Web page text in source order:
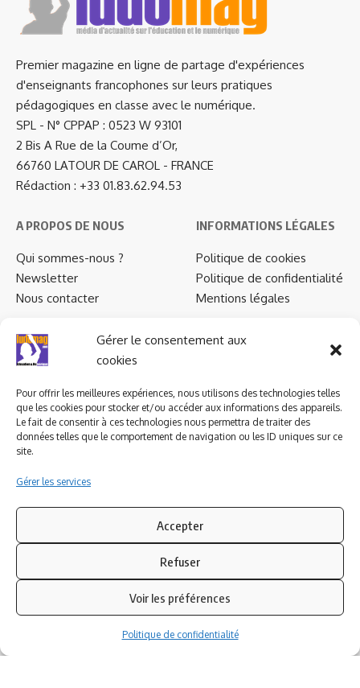
Gérer le consentement aux
cookies
Pour offrir les meilleures expériences, nous utilisons des technologies telles
que les cookies pour stocker et/ou accéder aux informations des appareils.
Le fait de consentir à ces technologies nous permettra de traiter des
données telles que le comportement de navigation ou les ID uniques sur ce
site.
Gérer les services
Accepter
Refuser
Voir les préférences
Politique de confidentialité
Premier magazine en ligne de partage d'expériences
d'enseignants francophones sur leurs pratiques
pédagogiques en classe avec le numérique.
SPL - N° CPPAP : 0523 W 93101
2 Bis A Rue de la Coume d’Or,
66760 LATOUR DE CAROL - FRANCE
Rédaction : +33 01.83.62.94.53
A PROPOS DE NOUS
Qui sommes-nous ?
Newsletter
Nous contacter
Ludomag "Le Club"
INFORMATIONS LÉGALES
Politique de cookies
Politique de confidentialité
Mentions légales
LIENS UTILES
ludoviales
PARTENAIRES